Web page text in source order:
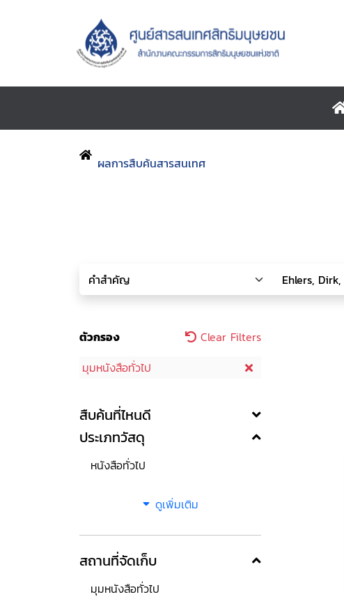
ผลการสืบค้นสารสนเทศ
ตัวกรอง
Clear Filters
มุมหนังสือทั่วไป
สืบค้นที่ไหนดี
ประเภทวัสดุ
หนังสือทั่วไป
ดูเพิ่มเติม
สถานที่จัดเก็บ
มุมหนังสือทั่วไป